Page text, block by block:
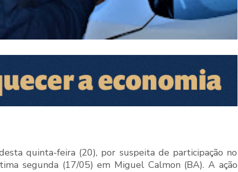
quinta-feira (20), por suspeita de participação no
segunda (17/05) em Miguel Calmon (BA). A ação